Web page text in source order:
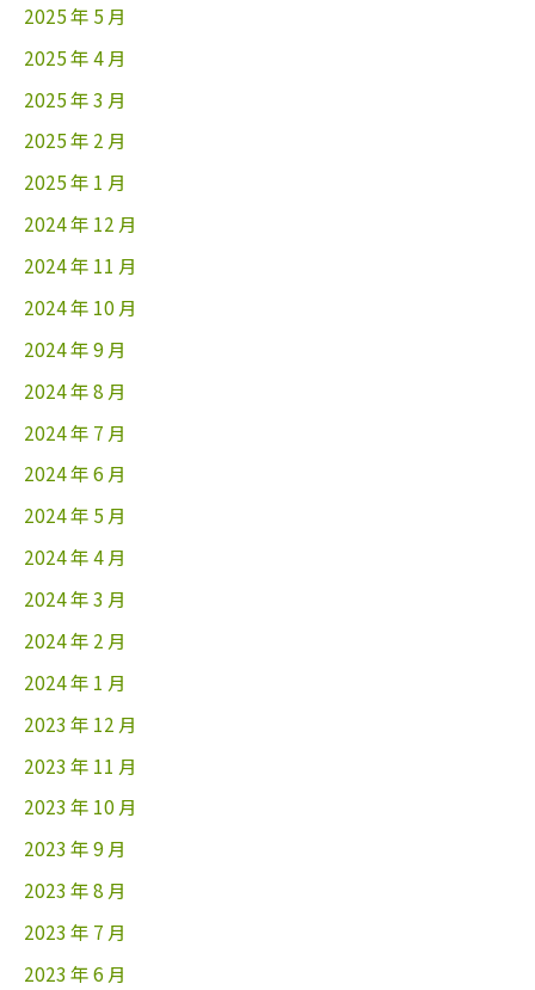
2025 年 5 月
2025 年 4 月
2025 年 3 月
2025 年 2 月
2025 年 1 月
2024 年 12 月
2024 年 11 月
2024 年 10 月
2024 年 9 月
2024 年 8 月
2024 年 7 月
2024 年 6 月
2024 年 5 月
2024 年 4 月
2024 年 3 月
2024 年 2 月
2024 年 1 月
2023 年 12 月
2023 年 11 月
2023 年 10 月
2023 年 9 月
2023 年 8 月
2023 年 7 月
2023 年 6 月